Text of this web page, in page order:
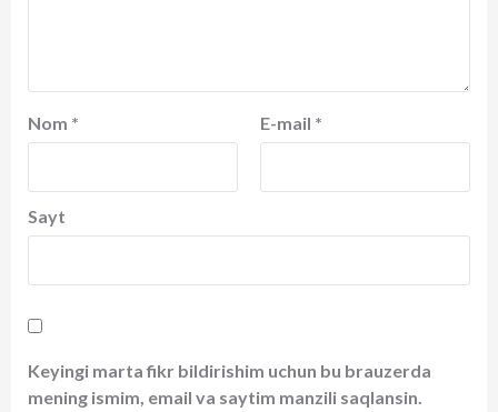
Nom * E-mail *
Sayt
Keyingi marta fikr bildirishim uchun bu brauzerda
mening ismim, email va saytim manzili saqlansin.